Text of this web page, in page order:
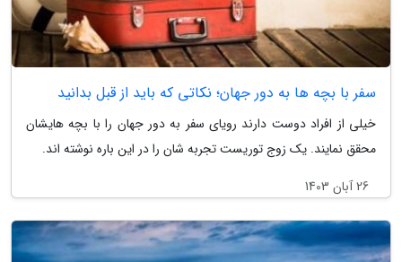
سفر با بچه ها به دور جهان؛ نکاتی که باید از قبل بدانید
خیلی از افراد دوست دارند رویای سفر به دور جهان را با بچه هایشان
محقق نمایند. یک زوج توریست تجربه شان را در این باره نوشته اند.
26 آبان 1403